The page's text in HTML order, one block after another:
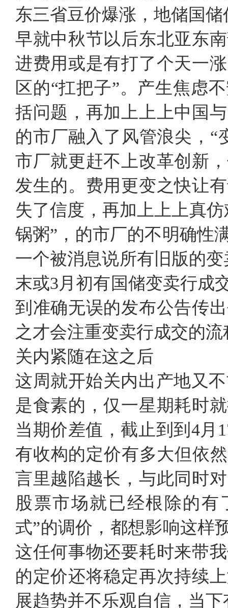
东三省豆价爆涨，地储国
早就中秋节以后东北亚东
进费用或是有打了个天一
区的“扛把子”。产生焦虑
括问题，再加上上上中国
的市厂融入了风管浪尖，“
市厂就更赶不上改革创新
发生的。费用更变之快让
失了信度，再加上上上真
锅粥”，的市厂的不明确性
一个被消息说所有旧版的
末或3月初有国储变卖行成
到准确无误的发布公告传
之才会注重变卖行成交的流
关内紧随在这之后
这周就开始关内出产地又
是食素的，仅一星期耗时
当期价差值，截止到到4月
有收构的定价有多大但依
言里越陷越长，与此同时
股票市场就已经根除的
式”的调价，都想影响这样
这任何事物还要耗时来带
的定价还将稳定再次持续
展趋势并不乐观自信，当